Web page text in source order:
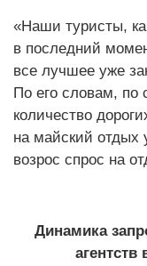
«Наши туристы,
в последний
все лучшее уже
По его словам,
количество
на майский отдых
возрос спрос на
Динамика
агентств